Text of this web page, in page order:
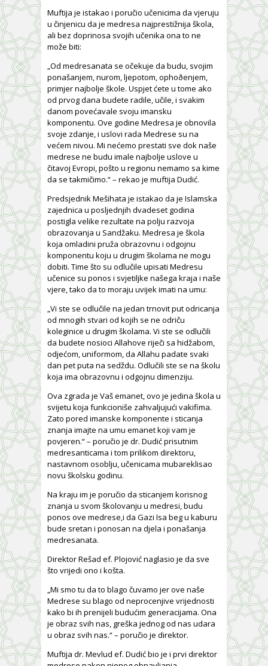
Muftija je istakao i poručio učenicima da vjeruju
u činjenicu da je medresa najprestižnija škola,
ali bez doprinosa svojih učenika ona to ne
može biti:
„Od medresanata se očekuje da budu, svojim
ponašanjem, nurom, ljepotom, ophoðenjem,
primjer najbolje škole. Uspjet ćete u tome ako
od prvog dana budete radile, učile, i svakim
danom povećavale svoju imansku
komponentu. Ove godine Medresa je obnovila
svoje zdanje, i uslovi rada Medrese su na
većem nivou. Mi nećemo prestati sve dok naše
medrese ne budu imale najbolje uslove u
čitavoj Evropi, pošto u regionu nemamo sa kime
da se takmičimo.“ – rekao je muftija Dudić.
Predsjednik Mešihata je istakao da je Islamska
zajednica u posljednjih dvadeset godina
postigla velike rezultate na polju razvoja
obrazovanja u Sandžaku. Medresa je škola
koja omladini pruža obrazovnu i odgojnu
komponentu koju u drugim školama ne mogu
dobiti. Time što su odlučile upisati Medresu
učenice su ponos i svjetiljke našega kraja i naše
vjere, tako da to moraju uvijek imati na umu:
„Vi ste se odlučile na jedan trnovit put odricanja
od mnogih stvari od kojih se ne odriču
koleginice u drugim školama. Vi ste se odlučili
da budete nosioci Allahove riječi sa hidžabom,
odjećom, uniformom, da Allahu padate svaki
dan pet puta na sedždu. Odlučili ste se na školu
koja ima obrazovnu i odgojnu dimenziju.
Ova zgrada je Vaš emanet, ovo je jedina škola u
svijetu koja funkcioniše zahvaljujući vakifima.
Zato pored imanske komponente i sticanja
znanja imajte na umu emanet koji vam je
povjeren.“ – poručio je dr. Dudić prisutnim
medresanticama i tom prilikom direktoru,
nastavnom osoblju, učenicama mubareklisao
novu školsku godinu.
Na kraju im je poručio da sticanjem korisnog
znanja u svom školovanju u medresi, budu
ponos ove medrese,i da Gazi Isa beg u kaburu
bude sretan i ponosan na djela i ponašanja
medresanata.
Direktor Rešad ef. Plojović naglasio je da sve
što vrijedi ono i košta.
„Mi smo tu da to blago čuvamo jer ove naše
Medrese su blago od neprocenjive vrijednosti
kako bi ih prenijeli budućim generacijama. Ona
je obraz svih nas, greška jednog od nas udara
u obraz svih nas.“ – poručio je direktor.
Muftija dr. Mevlud ef. Dudić bio je i prvi direktor